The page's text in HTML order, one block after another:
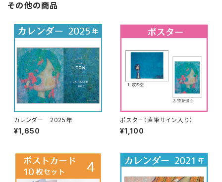
その他の商品
カレンダー 2025年
¥1,650
ポスター（直筆サイン入り）
¥1,100